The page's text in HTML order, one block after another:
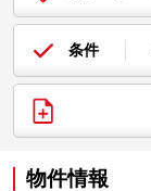
条件
物件情報